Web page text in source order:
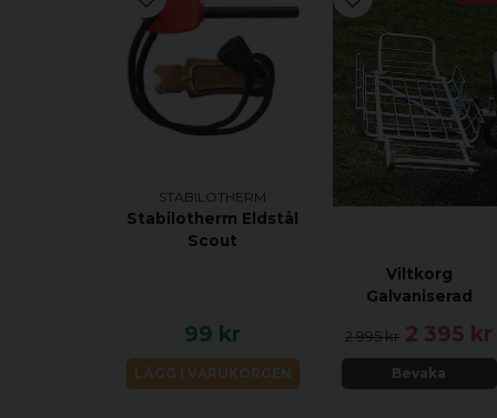
STABILOTHERM
Stabilotherm Eldstål
Scout
99 kr
LÄGG I VARUKORGEN
Viltkorg
Galvaniserad
2 995 kr 2 395 kr
Bevaka